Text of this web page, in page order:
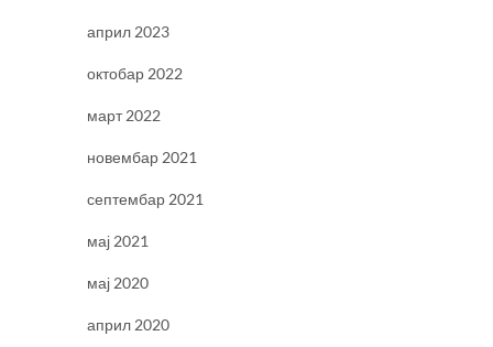
април 2023
октобар 2022
март 2022
новембар 2021
септембар 2021
мај 2021
мај 2020
април 2020